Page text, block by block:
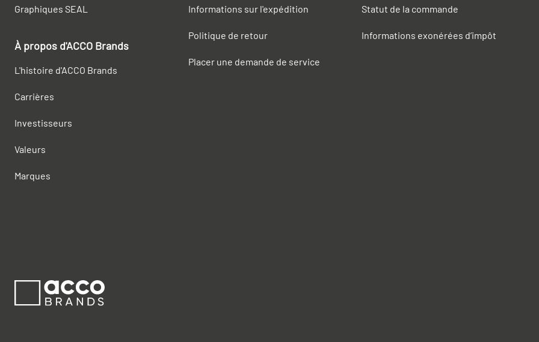
Graphiques SEAL
À propos d'ACCO Brands
L'histoire d'ACCO Brands
Carrières
Investisseurs
Valeurs
Marques
Informations sur l'expédition
Politique de retour
Placer une demande de service
Statut de la commande
Informations exonérées d’impôt